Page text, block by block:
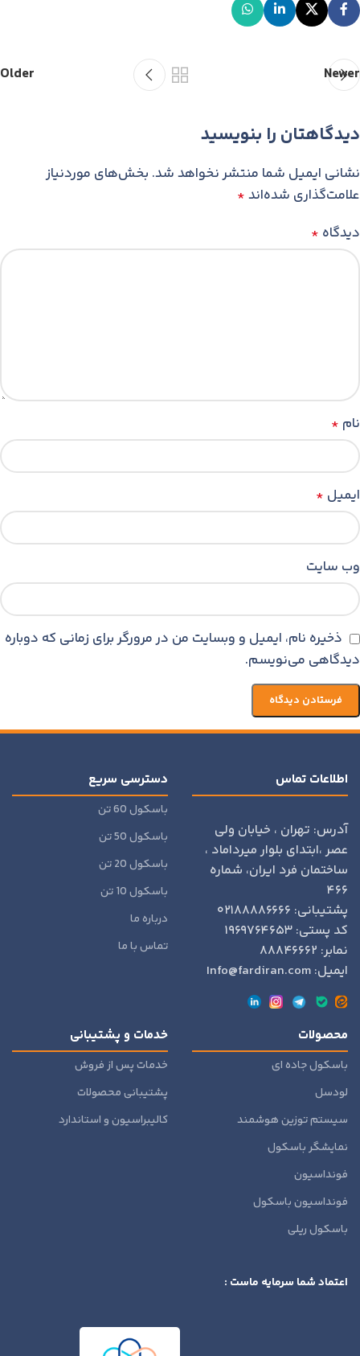
Newer
Older
دیدگاهتان را بنویسید
نشانی ایمیل شما منتشر نخواهد شد. بخش‌های موردنیاز
علامت‌گذاری شده‌اند *
دیدگاه *
نام *
ایمیل *
وب‌ سایت
ذخیره نام، ایمیل و وبسایت من در مرورگر برای زمانی که دوباره
دیدگاهی می‌نویسم.
اطلاعات تماس
آدرس: تهران ، خیابان ولی
عصر ،ابتدای بلوار میرداماد ،
ساختمان فرد ایران، شماره
۴۶۶
پشتیبانی: ۰۲۱۸۸۸۸۶۶۶۶
کد پستی: ۱۹۶۹۷۶۴۶۵۳
نمابر: ۸۸۸۴۶۶۶۲
ایمیل: Info@fardiran.com
دسترسی سریع
باسکول 60 تن
باسکول 50 تن
باسکول 20 تن
باسکول 10 تن
درباره ما
تماس با ما
محصولات
باسکول جاده ای
لودسل
سیستم توزین هوشمند
نمایشگر باسکول
فونداسیون
فونداسیون باسکول
باسکول ریلی
خدمات و پشتیبانی
خدمات پس از فروش
پشتیبانی محصولات
کالیبراسیون و استاندارد
اعتماد شما سرمایه ماست :